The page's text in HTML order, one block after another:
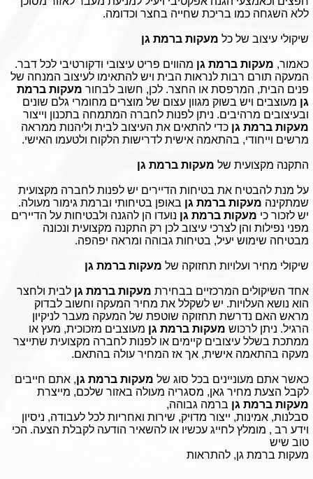
ללא השגחה כמו בריכת שחייה בחצר וכדומה.
שיקולי עיצוב של כל מעקות ברמת גן
כאמור, מעקות ברמת גן מהווים פריט עיצובי ודקורטיבי לכל דבר.
המעקה תורם רבות לנראות הבית ויש להתאימו לעיצוב המנחה של
פנים הבית, המרפסת או החצר. לכן, חשוב לבחור מעקות ברמת
גן מעוצבים ויש בשוק מגוון עצום של מוצרים מחומרי גלם שונים
ובעיצובים מרהיבים. ניתן לפנות לחברה המתמחה בתכנון וייצור
מעקות ברמת גןכדי להתאים את העיצוב לבית וליהנות ממראה
מרשים וייחודי, בהתאמה אישית לדרישות הלקוח ולטעמו האישי.
התקנה מקצועית של מעקות ברמת גן
על מנת להבטיח את בטיחות הדיירים יש לפנות לחברה מקצועית
שמתקינה מעקות ברמת גן באופן בטיחותי וברמת גימור מעולה.
יש לזכור כי מעקות ברמת גן נועדו הן להגנה ולבטיחות על הדיירים
מפני נפילות והן לצרכי עיצוב לכן רק התקנה מקצועית ונכונה
מבטיחה שימוש יעיל, בטיחות גבוהה ומראה יפהפה.
שיקולי מחיר ועלויות תחזוקה של מעקות ברמת גן
אחד השיקולים המרכזיים בבחירת מעקות ברמת גןלבית ולחצר
הוא נושא העלויות. יש לשקלל את מחיר המעקה וחשוב לבדוק
מראש האם נדרשת תחזוקה שוטפת של המעקה מעבר לניקיון
הרגיל. ניתן לרכוש מעקות ברמת גן מעוצבים מזכוכית, מעץ או
ממתכת בשלל עיצובים קיימים או לפנות לחברה מקצועית שתייצר
מעקה בהתאמה אישית, אך אז המחיר עולה בהתאם.
כאשר אתם מעוניינים בכל סוג של מעקות ברמת גן, אתם חייבים
לקבל הצעת מחיר גאן, מסגריה מעולה באזור שלכם, מייצרת
מעקות ברמת גן ברמה גבוהה,
סבלנות, אמינות, ייצור מדויק, שירות ואחריות לכל לעבודה, ניסיון
וידע רב , מומלץ לחייג עכשיו או להשאיר הודעה לקבלת הצעה. הכי
טוב שיש
מעקות ברמת גן, להתראות